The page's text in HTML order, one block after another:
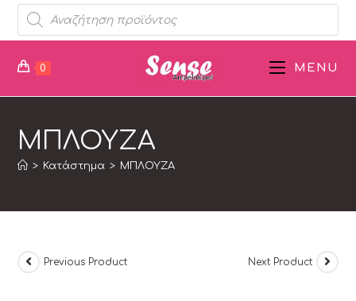
0 MENU
ΜΠΛΟΥΖΑ
> Κατάστημα > ΜΠΛΟΥΖΑ
Previous Product Next Product